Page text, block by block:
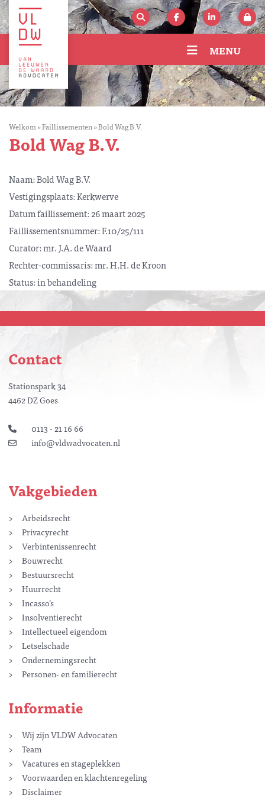
MENU
Welkom»Faillissementen»Bold Wag B.V.
Bold Wag B.V.
Naam: Bold Wag B.V.
Vestigingsplaats: Kerkwerve
Datum faillissement: 26 maart 2025
Faillissementsnummer: F.10/25/111
Curator: mr. J.A. de Waard
Rechter-commissaris: mr. H.H. de Kroon
Status: in behandeling
Contact
Stationspark 34
4462 DZ Goes
0113 - 21 16 66
info@vldwadvocaten.nl
Vakgebieden
Arbeidsrecht
Privacyrecht
Verbintenissenrecht
Bouwrecht
Bestuursrecht
Huurrecht
Incasso’s
Insolventierecht
Intellectueel eigendom
Letselschade
Ondernemingsrecht
Personen- en familierecht
Informatie
Wij zijn VLDW Advocaten
Team
Vacatures en stageplekken
Voorwaarden en klachtenregeling
Disclaimer